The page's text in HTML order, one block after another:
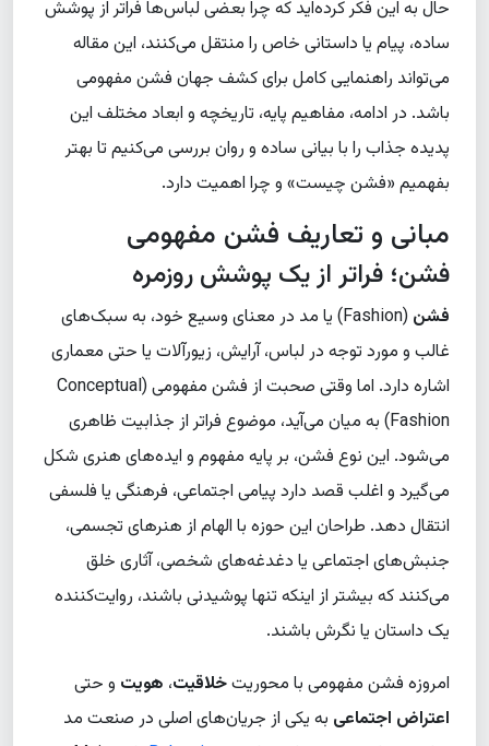
حال به این فکر کرده‌اید که چرا بعضی لباس‌ها فراتر از پوشش
ساده، پیام یا داستانی خاص را منتقل می‌کنند، این مقاله
می‌تواند راهنمایی کامل برای کشف جهان فشن مفهومی
باشد. در ادامه، مفاهیم پایه، تاریخچه و ابعاد مختلف این
پدیده جذاب را با بیانی ساده و روان بررسی می‌کنیم تا بهتر
بفهمیم «فشن چیست» و چرا اهمیت دارد.
مبانی و تعاریف فشن مفهومی
فشن؛ فراتر از یک پوشش روزمره
فشن
(Fashion) یا مد در معنای وسیع خود، به سبک‌های
غالب و مورد توجه در لباس، آرایش، زیورآلات یا حتی معماری
اشاره دارد. اما وقتی صحبت از فشن مفهومی (Conceptual
Fashion) به میان می‌آید، موضوع فراتر از جذابیت ظاهری
می‌شود. این نوع فشن، بر پایه مفهوم و ایده‌های هنری شکل
می‌گیرد و اغلب قصد دارد پیامی اجتماعی، فرهنگی یا فلسفی
انتقال دهد. طراحان این حوزه با الهام از هنرهای تجسمی،
جنبش‌های اجتماعی یا دغدغه‌های شخصی، آثاری خلق
می‌کنند که بیشتر از اینکه تنها پوشیدنی باشند، روایت‌کننده
یک داستان یا نگرش باشند.
امروزه فشن مفهومی با محوریتخلاقیت،هویتو حتی
اعتراض اجتماعیبه یکی از جریان‌های اصلی در صنعت مد